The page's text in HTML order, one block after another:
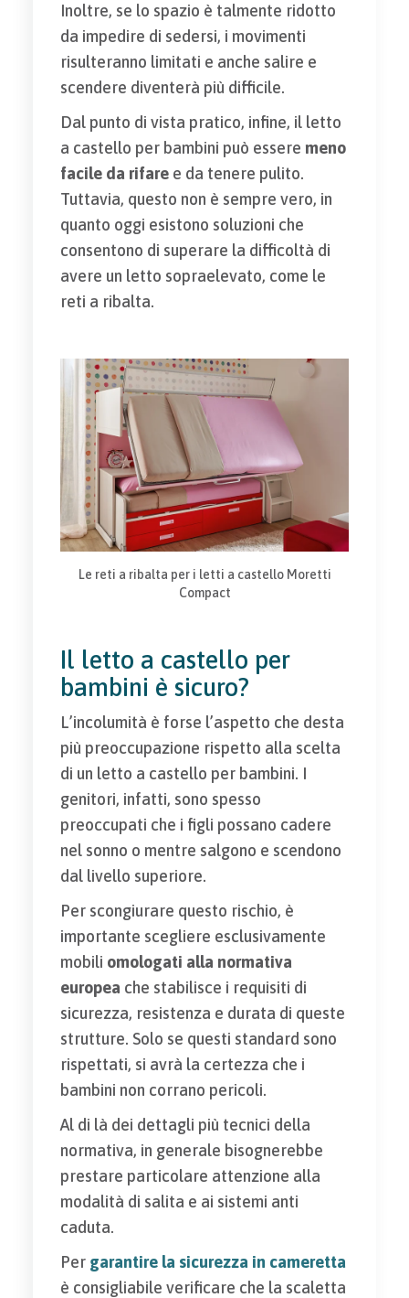
Inoltre, se lo spazio è talmente ridotto
da impedire di sedersi, i movimenti
risulteranno limitati e anche salire e
scendere diventerà più difficile.
Dal punto di vista pratico, infine, il letto
a castello per bambini può essere meno
facile da rifaree da tenere pulito.
Tuttavia, questo non è sempre vero, in
quanto oggi esistono soluzioni che
consentono di superare la difficoltà di
avere un letto sopraelevato, come le
reti a ribalta.
Le reti a ribalta per i letti a castello Moretti
Compact
Il letto a castello per
bambini è sicuro?
L’incolumità è forse l’aspetto che desta
più preoccupazione rispetto alla scelta
di un letto a castello per bambini. I
genitori, infatti, sono spesso
preoccupati che i figli possano cadere
nel sonno o mentre salgono e scendono
dal livello superiore.
Per scongiurare questo rischio, è
importante scegliere esclusivamente
mobili omologati alla normativa
europea che stabilisce i requisiti di
sicurezza, resistenza e durata di queste
strutture. Solo se questi standard sono
rispettati, si avrà la certezza che i
bambini non corrano pericoli.
Al di là dei dettagli più tecnici della
normativa, in generale bisognerebbe
prestare particolare attenzione alla
modalità di salita e ai sistemi anti
caduta.
Per garantire la sicurezza in cameretta
è consigliabile verificare che la scaletta